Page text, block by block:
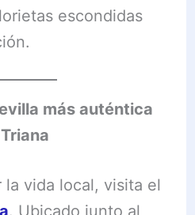
escondidas
más auténtica
la vida local, visita el
. Ubicado junto al